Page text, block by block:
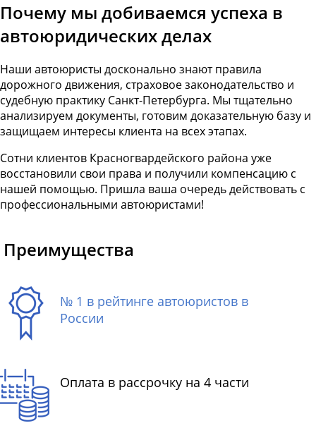
Почему мы добиваемся успеха в
автоюридических делах
Наши автоюристы досконально знают правила
дорожного движения, страховое законодательство и
судебную практику Санкт-Петербурга. Мы тщательно
анализируем документы, готовим доказательную базу и
защищаем интересы клиента на всех этапах.
Сотни клиентов Красногвардейского района уже
восстановили свои права и получили компенсацию с
нашей помощью. Пришла ваша очередь действовать с
профессиональными автоюристами!
Преимущества
№ 1 в рейтинге автоюристов в
России
Оплата в рассрочку на 4 части